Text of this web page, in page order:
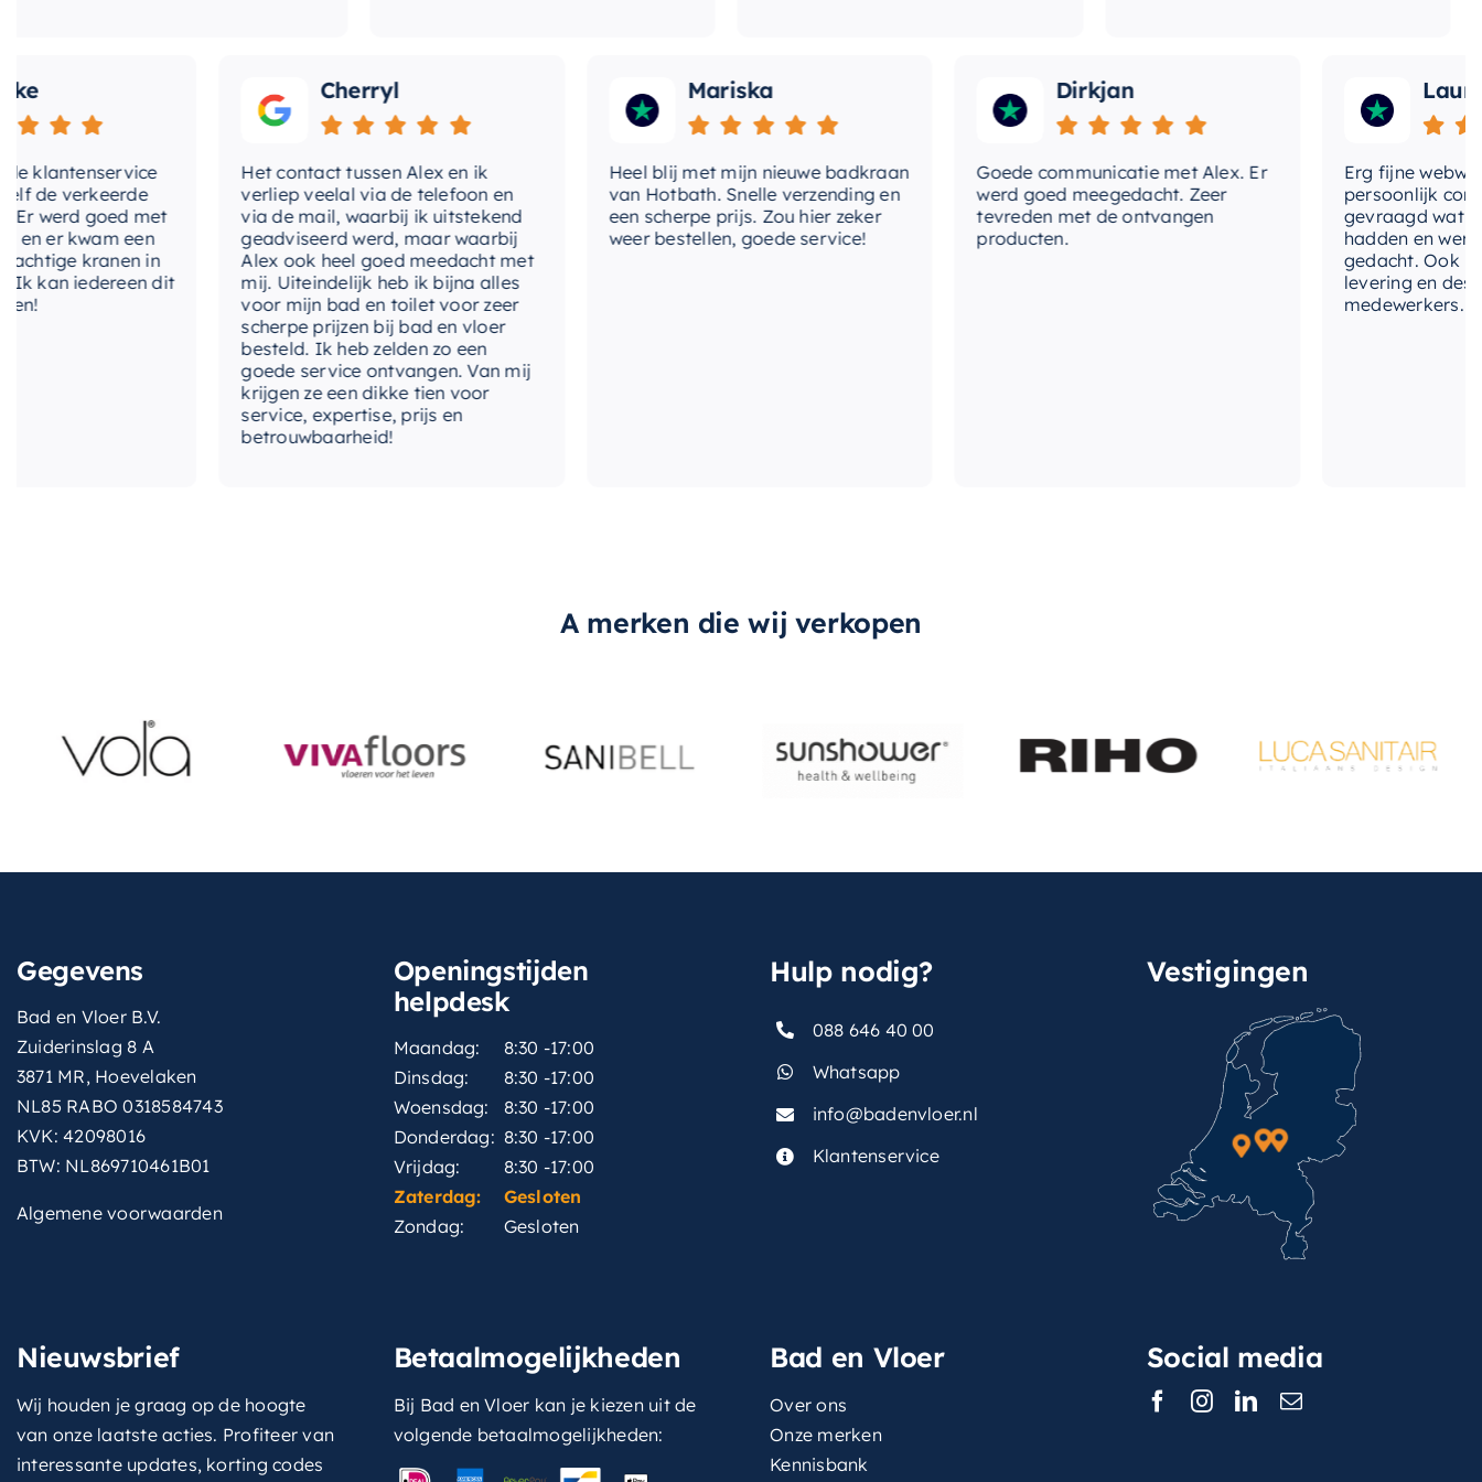
verkeerde
goed met
kwam een
kranen in
iedereen dit
Cherryl
Het contact tussen Alex en ik
verliep veelal via de telefoon en
via de mail, waarbij ik uitstekend
geadviseerd werd, maar waarbij
Alex ook heel goed meedacht met
mij. Uiteindelijk heb ik bijna alles
voor mijn bad en toilet voor zeer
scherpe prijzen bij bad en vloer
besteld. Ik heb zelden zo een
goede service ontvangen. Van mij
krijgen ze een dikke tien voor
service, expertise, prijs en
betrouwbaarheid!
Mariska
Heel blij met mijn nieuwe badkraan
van Hotbath. Snelle verzending en
een scherpe prijs. Zou hier zeker
weer bestellen, goede service!
Dirkjan
Goede communicatie met Alex. Er
werd goed meegedacht. Zeer
tevreden met de ontvangen
producten.
Laura
Erg fijne
persoonlijk contact
gevraagd wat we
hadden en werd
gedacht. Ook in de
levering en
medewerkers. Wij
A merken die wij verkopen
Gegevens
Bad en Vloer B.V.
Zuiderinslag 8 A
3871 MR, Hoevelaken
NL85 RABO 0318584743
KVK: 42098016
BTW: NL869710461B01
Algemene voorwaarden
Openingstijden
helpdesk
Maandag:
8:30 -17:00
Dinsdag:
8:30 -17:00
Woensdag:
8:30 -17:00
Donderdag: 8:30 -17:00
Vrijdag:
8:30 -17:00
Zaterdag:
Gesloten
Zondag:
Gesloten
Hulp nodig?
088 646 40 00
Whatsapp
info@badenvloer.nl
Klantenservice
Vestigingen
Nieuwsbrief
Wij houden je graag op de hoogte
van onze laatste acties. Profiteer van
interessante updates, korting codes
Betaalmogelijkheden
Bij Bad en Vloer kan je kiezen uit de
volgende betaalmogelijkheden:
Bad en Vloer
Over ons
Onze merken
Kennisbank
Social media